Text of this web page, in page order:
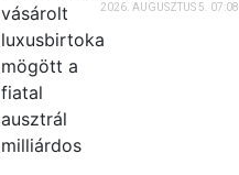
2026. AUGUSZTUS 5. 07:08